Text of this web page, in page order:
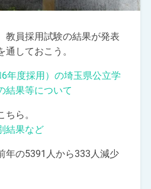
員採用試験の結果が発表
しておこう。
年度採用）の埼玉県公立学
結果等について
ら。
結果など
の5391人から333人減少